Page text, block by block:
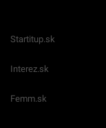
Startitup.sk
Interez.sk
Femm.sk